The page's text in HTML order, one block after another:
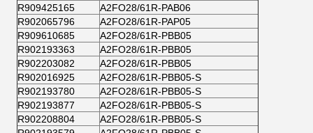
R909425165
A2FO28/61R-PAB06
R902065796
A2FO28/61R-PAP05
R909610685
A2FO28/61R-PBB05
R902193363
A2FO28/61R-PBB05
R902203082
A2FO28/61R-PBB05
R902016925
A2FO28/61R-PBB05-S
R902193780
A2FO28/61R-PBB05-S
R902193877
A2FO28/61R-PBB05-S
R902208804
A2FO28/61R-PBB05-S